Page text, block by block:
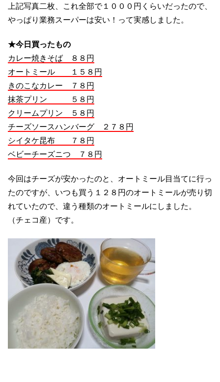
上記写真二枚、これ全部で１０００円くらいだったので、
やっぱり業務スーパーは安い！って実感しました。
★今日買ったもの
カレー焼きそば ８８円
オートミール １５８円
きのこなカレー ７８円
抹茶プリン ５８円
クリームプリン ５８円
チーズソースハンバーグ ２７８円
シイタケ昆布 ７８円
ベビーチーズニつ ７８円
今回はチーズが安かったのと、オートミール目当てに行っ
たのですが、いつも買う１２８円のオートミールが売り切
れていたので、違う種類のオートミールにしました。
（チェコ産）です。